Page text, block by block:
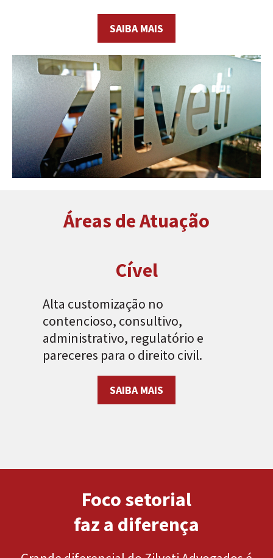
SAIBA MAIS
Áreas de Atuação
Cível
Alta customização no
contencioso, consultivo,
administrativo, regulatório e
pareceres para o direito civil.
SAIBA MAIS
Foco setorial
faz a diferença